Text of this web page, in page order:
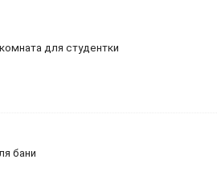
для студентки
бани